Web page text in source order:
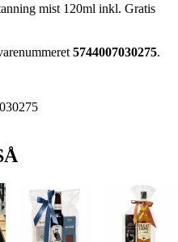
mist 120ml inkl. Gratis
5744007030275.